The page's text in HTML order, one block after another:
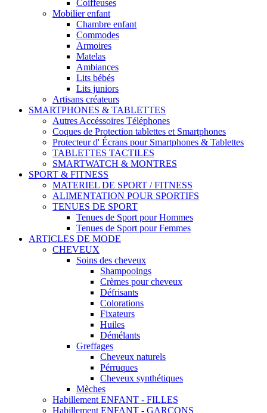
Coiffeuses
Mobilier enfant
Chambre enfant
Commodes
Armoires
Matelas
Ambiances
Lits bébés
Lits juniors
Artisans créateurs
SMARTPHONES & TABLETTES
Autres Accéssoires Téléphones
Coques de Protection tablettes et Smartphones
Protecteur d' Écrans pour Smartphones & Tablettes
TABLETTES TACTILES
SMARTWATCH & MONTRES
SPORT & FITNESS
MATERIEL DE SPORT / FITNESS
ALIMENTATION POUR SPORTIFS
TENUES DE SPORT
Tenues de Sport pour Hommes
Tenues de Sport pour Femmes
ARTICLES DE MODE
CHEVEUX
Soins des cheveux
Shampooings
Crèmes pour cheveux
Défrisants
Colorations
Fixateurs
Huiles
Démélants
Greffages
Cheveux naturels
Pérruques
Cheveux synthétiques
Mèches
Habillement ENFANT - FILLES
Habillement ENFANT - GARCONS